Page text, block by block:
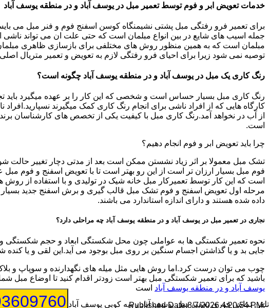
خدمات تعویض ابر و فوم توسط تعمیر مبل در یوسف آباد و در منطقه یوسف آباد
برای تعمیر فرو رفتگی مبل پشتی نشیمنگاه کوسن اسفنج فوم و فنر مبل می
جمله اسیب های شایع در بین انواع مبلمان است که حتی علت ان می تواند ناشی
مبلمان است که به همین منظور روش های مختلفی برای بازسازی ظاهری
توصیه نمی شود زیرا برای احیای فرو رفتگی لازم به تعویض و تعمیر متریال
رنگ کاری یک مبل در یوسف آباد و در منطقه یوسف آباد چگونه است؟
رنگ کاری مبل بسیار حساس است و شخصی که این کار را بر عهده میگیرد باید
کارگاه هایی که از افراد ناشی برای انجام رنگ کاری کمک میگیرند نسپارید.افراد
از آب در نخواهد آمد.رنگ کاری مبل با کیفیت یکی از تخصص های کارشناسان
است.
چرا باید تعویض ابر و فوم انجام دهیم؟
تشک مبل معمولا بر اثر زیاد نشستن ممکن است بعد از مدتی دچار تغییر حالت
فوم مبل بسیار ارزان تر است از این رو بهتر است تا با تعویض اسفنج و فوم
است که این کار توسط تعمیرکار مبل خانه شیک در تولیدی و با استفاده از
مرحله اول تعویض اسفنج و فوم تشک مبل قالب گیری و برش اسفنج جدید بسیار
داده شده هستند و دارای اندازه استاندارد می باشند.
نجاری در تعمیر مبل در یوسف آباد و در منطقه یوسف آباد چه مراحلی دارد؟
نحوه تعمیر شکستگی ها به عواملی چون محل شکستگی ابعاد و حجم شکستگی و
جایی بد و یا گذاشتن اجسام سنگین بر روی مبل بوجود می آید.این لقی و یا
چوب می توان درست کرد.اما روش هایی مثل میله های نگهدارنده و سوپاپ و
باشید که برای تعمیر شکستگی مبل بهتر است زودتر اقدام کنید تا اوضاع
یوسف آباد و در منطقه یوسف آباد است
:Published Date:
8/7/2026 4:20:54 PM
تلفن تماس فوریتعمیر مبل یوسف آباد رویه کوبی یوسف آباد